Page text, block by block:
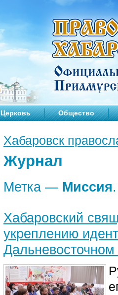
Церковь Общество
Хабаровск
Журнал
Метка — Миссия.
Хабаровский
укреплению